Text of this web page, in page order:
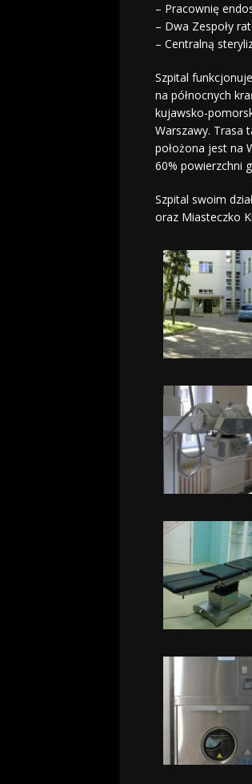
– Pracownię
– Dwa Zespoły
– Centralną
Szpital
na północnych
kujawsko-
Warszawy. Trasa
położona jest na
60% powierzchni
Szpital swoim
oraz Miasteczko